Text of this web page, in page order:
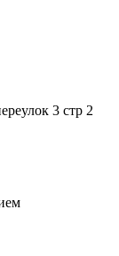
3 стр 2